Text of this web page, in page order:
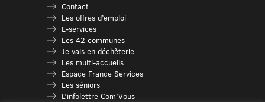
Contact
Les offres d’emploi
E-services
Les 42 communes
Je vais en déchèterie
Les multi-accueils
Espace France Services
Les séniors
L’infolettre Com’Vous